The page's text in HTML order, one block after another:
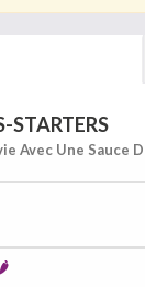
STARTERS
Avec Une Sauce